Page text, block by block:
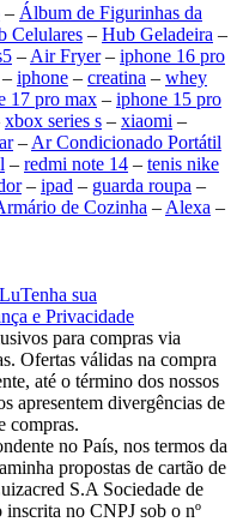
– Álbum de Figurinhas da
Celulares – Hub Geladeira –
– Air Fryer– iphone 16 pro
– iphone – creatina – whey
17 pro max – iphone 15 pro
xbox series s – xiaomi –
– Ar Condicionado Portátil
– redmi note 14 – tenis nike
– ipad – guarda roupa –
de Cozinha – Alexa –
Tenha sua
e Privacidade
para compras via
Ofertas válidas na compra
até o término dos nossos
apresentem divergências de
compras.
no País, nos termos da
propostas de cartão de
S.A Sociedade de
no CNPJ sob o nº